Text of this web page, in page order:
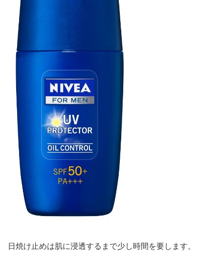
日焼け止めは肌に浸透するまで少し時間を要します。